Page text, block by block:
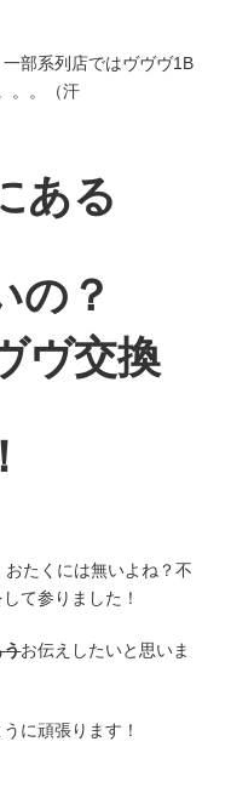
部系列店ではヴヴヴ1B
。。（汗
ある
の？
ヴ交換
たくには無いよね？不
て参りました！
うお伝えしたいと思いま
に頑張ります！